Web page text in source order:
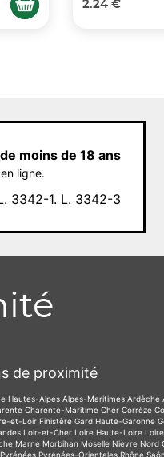
2.24 €
moins de 18 ans
ligne.
3342-1. L. 3342-3
de proximité
Hautes-Alpes Alpes-Maritimes Ardèche
Charente-Maritime Cher Corrèze
et-Loir Finistère Gard Haute-Garonne
Loir-et-Cher Loire Haute-Loire
Marne Morbihan Moselle Nièvre Nord
Pyrénées-Orientales Rhône